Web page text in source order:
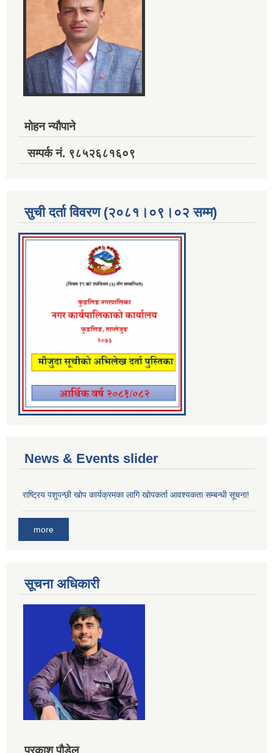
मोहन न्यौपाने
सम्पर्क नं. ९८५२६८१६०९
सुची दर्ता विवरण (२०८१।०९।०२ सम्म)
News & Events slider
राष्ट्रिय पशुपन्छी खोप कार्यक्रमका लागि खोपकर्ता आवश्यकता सम्बन्धी सूचना!
more
सूचना अधिकारी
प्रकाश पौडेल